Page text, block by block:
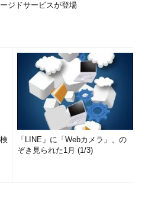
ジドサービスが登場
「LINE」に「Webカメラ」、の
ぞき見られた1月 (1/3)